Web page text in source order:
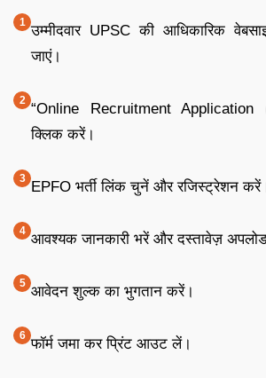
उम्मीदवार UPSC की आधिकारिक
जाएं।
“Online Recruitment
क्लिक करें।
EPFO भर्ती लिंक चुनें और रजिस्ट्रेशन
आवश्यक जानकारी भरें और दस्तावेज़
आवेदन शुल्क का भुगतान करें।
फॉर्म जमा कर प्रिंट आउट लें।